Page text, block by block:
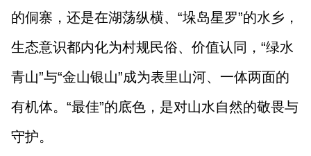
的侗寨，还是在湖荡纵横、“垛岛星罗”的水乡，
生态意识都内化为村规民俗、价值认同，“绿水
青山”与“金山银山”成为表里山河、一体两面的
有机体。“最佳”的底色，是对山水自然的敬畏与
守护。